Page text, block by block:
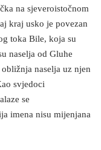
na sjeveroistočnom
kraj usko je povezan
toka Bile, koja su
naselja od Gluhe
naselja uz njen
svjedoci
se
imena nisu mijenjana